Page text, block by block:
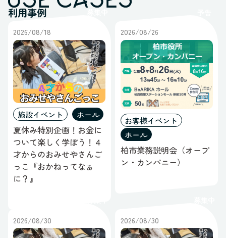
利用事例
2026/08/18
施設イベント ホール
夏休み特別企画！お金に
ついて楽しく学ぼう！４
才からのおみせやさんご
っこ『おかねってなぁ
に？』
2026/08/26
お客様イベント
ホール
柏市業務説明会（オープ
ン・カンパニー）
2026/08/30
2026/08/30